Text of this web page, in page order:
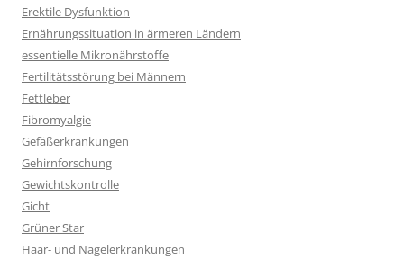
Erektile Dysfunktion
Ernährungssituation in ärmeren Ländern
essentielle Mikronährstoffe
Fertilitätsstörung bei Männern
Fettleber
Fibromyalgie
Gefäßerkrankungen
Gehirnforschung
Gewichtskontrolle
Gicht
Grüner Star
Haar- und Nagelerkrankungen